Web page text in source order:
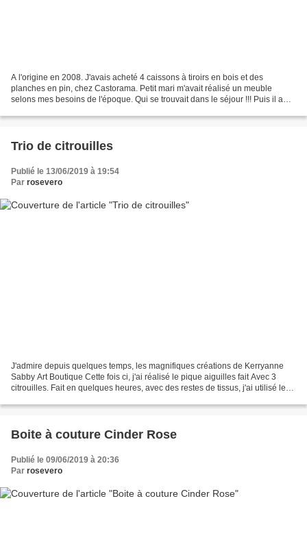
A l'origine en 2008. J'avais acheté 4 caissons à tiroirs en bois et des
planches en pin, chez Castorama. Petit mari m'avait réalisé un meuble
selons mes besoins de l'époque. Qui se trouvait dans le séjour !!! Puis il a
Trio de citrouilles
Publié le 13/06/2019 à 19:54
Par rosevero
J'admire depuis quelques temps, les magnifiques créations de Kerryanne
Sabby Art Boutique Cette fois ci, j'ai réalisé le pique aiguilles fait Avec 3
citrouilles. Fait en quelques heures, avec des restes de tissus, j'ai utilisé les
Boite à couture Cinder Rose
Publié le 09/06/2019 à 20:36
Par rosevero